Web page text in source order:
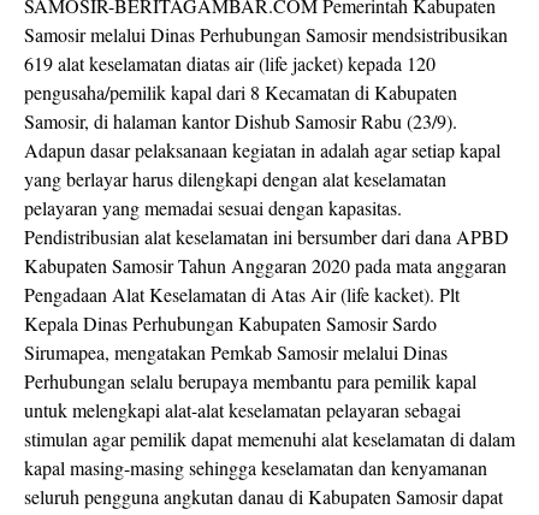
SAMOSIR-BERITAGAMBAR.COM Pemerintah Kabupaten
Samosir melalui Dinas Perhubungan Samosir mendsistribusikan
619 alat keselamatan diatas air (life jacket) kepada 120
pengusaha/pemilik kapal dari 8 Kecamatan di Kabupaten
Samosir, di halaman kantor Dishub Samosir Rabu (23/9).
Adapun dasar pelaksanaan kegiatan in adalah agar setiap kapal
yang berlayar harus dilengkapi dengan alat keselamatan
pelayaran yang memadai sesuai dengan kapasitas.
Pendistribusian alat keselamatan ini bersumber dari dana APBD
Kabupaten Samosir Tahun Anggaran 2020 pada mata anggaran
Pengadaan Alat Keselamatan di Atas Air (life kacket). Plt
Kepala Dinas Perhubungan Kabupaten Samosir Sardo
Sirumapea, mengatakan Pemkab Samosir melalui Dinas
Perhubungan selalu berupaya membantu para pemilik kapal
untuk melengkapi alat-alat keselamatan pelayaran sebagai
stimulan agar pemilik dapat memenuhi alat keselamatan di dalam
kapal masing-masing sehingga keselamatan dan kenyamanan
seluruh pengguna angkutan danau di Kabupaten Samosir dapat